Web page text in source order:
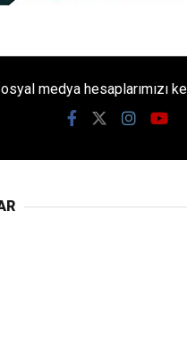
medya hesaplarımızı